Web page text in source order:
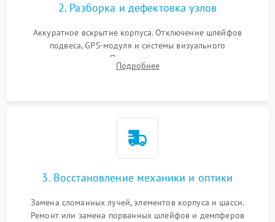
2. Разборка и дефектовка узлов
Аккуратное вскрытие корпуса. Отключение шлейфов
подвеса, GPS-модуля и системы визуального
позиционирования. Проверка полетного контроллера,
регуляторов оборотов (ESC) и бесколлекторных моторов на
Подробнее
3. Восстановление механики и оптики
Замена сломанных лучей, элементов корпуса и шасси.
Ремонт или замена порванных шлейфов и демпферов